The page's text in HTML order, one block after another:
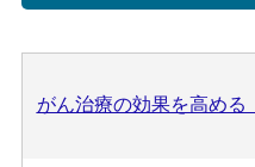
がん治療の効果を高める